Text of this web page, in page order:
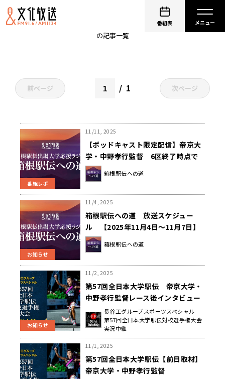
番組表
の記事一覧
前ページ 1 次ページ
番組レポ
11/11, 2025
【ポッドキャスト限定配信】帝京大
学・中野孝行監督 6区終了時点で
目標との差が「2分以内だったら面
白い」～箱根駅伝への道～
箱根駅伝への道
お知らせ
11/4, 2025
箱根駅伝への道 放送スケジュー
ル 【2025年11月4日～11月7日】
箱根駅伝への道
お知らせ
11/2, 2025
第57回全日本大学駅伝 帝京大学・
中野孝行監督レース後インタビュー
長谷工グループスポーツスペシャル
第57回全日本大学駅伝対校選手権大会
実況中継
11/1, 2025
第57回全日本大学駅伝【前日取材】
帝京大学・中野孝行監督